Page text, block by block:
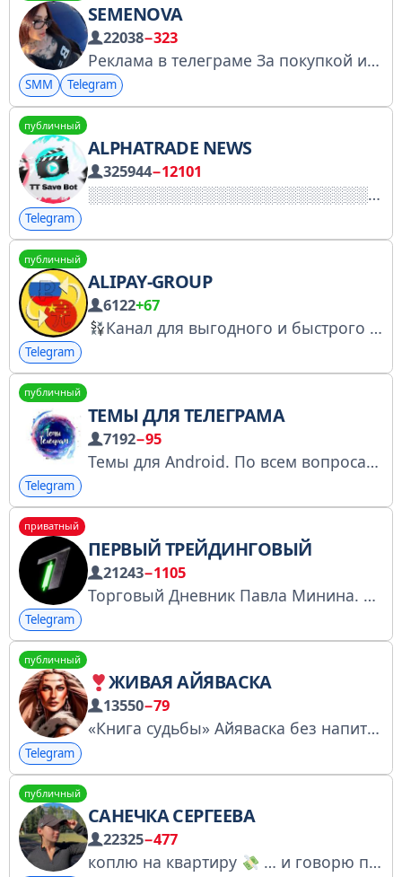
SEMENOVA
22038−323
Реклама в телеграме За покупкой и по всем вопросам пишите на аккаунт @manager_tisha Инст: meshtiish
SMM Telegram
публичный
ALPHATRADE NEWS
325944−12101
Telegram
публичный
ALIPAY-GROUP
6122+67
Канал для выгодного и быстрого пополнения Alipay, WeChat и китайской карты. Помощь с оплатой поставщикам, переводы в Китай
Telegram
публичный
ТЕМЫ ДЛЯ ТЕЛЕГРАМА
7192−95
Темы для Android. По всем вопросам и рекламе - @iron_flash •Темы для компьютера - T.me/Desktop_F •Темы для iOS T.me/IOS_ThemesR •Наш чат - T.me/ToptemiChat
Telegram
приватный
ПЕРВЫЙ ТРЕЙДИНГОВЫЙ
21243−1105
Торговый Дневник Павла Минина. P.S. - https://telegra.ph/Usloviya-ispolzovaniya-08-15 Мой контакт - @minin_trade Скам не рекламирую!
Telegram
публичный
ЖИВАЯ АЙЯВАСКА
13550−79
«Книга судьбы» Айяваска без напитка
Telegram
публичный
САНЕЧКА СЕРГЕЕВА
22325−477
коплю на квартиру … и говорю про деньги в семье по рекламе @ekaterinaaaaa22